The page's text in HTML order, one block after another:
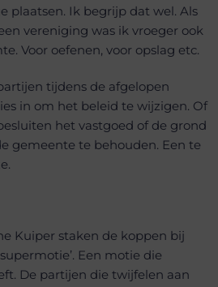
plaatsen. Ik begrijp dat wel. Als
vereniging was ik vroeger ook
Voor oefenen, voor opslag etc.
tijdens de afgelopen
in om het beleid te wijzigen. Of
het vastgoed of de grond
gemeente te behouden. Een te
Kuiper staken de koppen bij
Een motie die
De partijen die twijfelen aan